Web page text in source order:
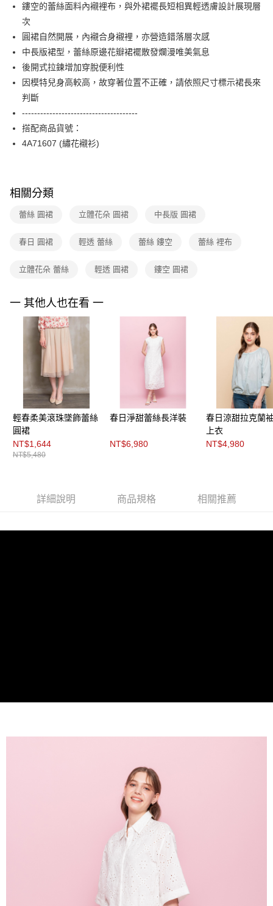
國泰世華商業銀行
兆豐國際商業銀行
臺灣中小企業銀行
匯豐（台灣）商業銀行
華泰商業銀行
聯邦商業銀行
遠東國際商業銀行
元大商業銀行
永豐商業銀行
玉山商業銀行
台新國際商業銀行
中國信託商業銀行
台灣樂天信用卡公司
Apple Pay
街口支付
【關於「AFTEE先享後付」】
AFTEE先享後付是「在收到商品之後才付款」的支付方式。 讓您購物簡單
便利好安心！
１．簡單：不需註冊會員、不需綁卡、不需儲值。
２．便利：只要手機號碼，簡訊認證，即可結帳。
３．安心：先確認商品／服務後，再付款。
結帳頁面，進行簡訊認證並確認金額後，即可完成結帳。
２．訂單成立數日內，您將收到繳費通知簡訊。
３．收到繳費通知簡訊後14天內，點擊此簡訊中的連結，可透過四大超商／
ATM／網路銀行／等多元方式進行付款，方視為交易完成。
購買商品的店家。未經商家同意取消之訂單仍視為有效，需透過AFTEE先享
※ 交易是否成功請以「AFTEE先享後付 」之結帳頁面顯示為準，若有關於
是否繳費成功／繳費後需取消欲退款等相關疑問，請聯繫「AFTEE先享後付
【注意事項】
１．透過由恩沛科技股份有限公司提供之「AFTEE先享後付」服務完成之交
易，需依本服務之必要範圍內提供個人資料，並將交易相關給付款項請求債
權轉讓予恩沛科技股份有限公司。
２．關於個人資料處理事宜，請瀏覽以下網址：
https://aftee.tw/terms/#terms3
３．未成年的使用者請事先徵得法定代理人或監護人之同意方可使用
「AFTEE先享後付」，若未經同意申辦者引起之損失，本公司不負相關責
任。
４．使用「AFTEE先享後付」時，將依據個別帳號之用戶狀況，依本公司即
時審查核予不同之上限額度；若仍有額度不足之情形，本公司將視審查結果
請求用戶進行身份認證。
５．嚴禁一人註冊多個帳號或使用他人資訊註冊。若發現惡意使用之情形，
恩沛科技股份有限公司將有權停止該用戶之使用額度並採取法律行動。
ATM付款
運送方式
全家取貨付款
付款後全家FamilyMart取貨
每筆NT$90，滿NT$3,600(含以上)免運費
付款後7-11取貨
黑貓宅配
每筆NT$90，滿NT$3,600(含以上)免運費
離島宅配 (蘭嶼恕不配送)
每筆NT$200，滿NT$8,000(含以上)免運費
付款後門市自取
免運費
鏤空的蕾絲面料內襯裡布，與外裙襬長短相異輕透膚設計展現層
次
圓裙自然開展，內襯合身襯裡，亦營造錯落層次感
中長版裙型，蕾絲原邊花瓣裙襬散發爛漫唯美氣息
後開式拉鍊增加穿脫便利性
因模特兒身高較高，故穿著位置不正確，請依照尺寸標示裙長來
判斷
--------------------------------------
搭配商品貨號：
4A71607 (繡花襯衫)
相關分類
蕾絲 圓裙 立體花朵 圓裙 中長版 圓裙
春日 圓裙 輕透 蕾絲 蕾絲 鏤空 蕾絲 裡布
立體花朵 蕾絲 輕透 圓裙 鏤空 圓裙
一 其他人也在看 一
輕春柔美滾珠墜飾蕾絲
圓裙
NT$1,644
NT$5,480
春日淨甜蕾絲長洋裝
NT$6,980
春日涼甜拉克蘭
上衣
NT$4,980
詳細說明 商品規格 相關推薦